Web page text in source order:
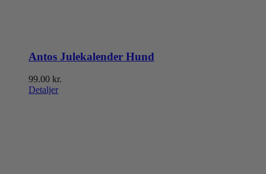
Antos Julekalender Hund
99.00 kr.
Detaljer